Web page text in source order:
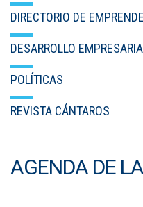
DIRECTORIO DE
DESARROLLO
POLÍTICAS
REVISTA CÁNTAROS
AGENDA DE